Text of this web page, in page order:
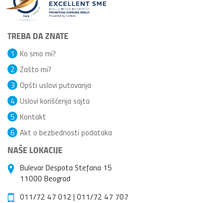
TREBA DA ZNATE
Ko smo mi?
1
Zašto mi?
2
Opšti uslovi putovanja
3
Uslovi korišćenja sajta
4
Kontakt
5
Akt o bezbednosti podataka
6
NAŠE LOKACIJE
Bulevar Despota Stefana 15
11000 Beograd
011/72 47 012 | 011/72 47 707